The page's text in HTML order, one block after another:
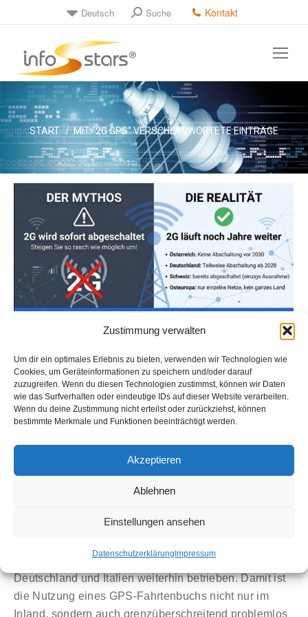
Zustimmung verwalten
Um dir ein optimales Erlebnis zu bieten, verwenden wir Technologien wie
Cookies, um Geräteinformationen zu speichern und/oder darauf
zuzugreifen. Wenn du diesen Technologien zustimmst, können wir Daten
wie das Surfverhalten oder eindeutige IDs auf dieser Website verarbeiten.
Wenn du deine Zustimmung nicht erteilst oder zurückziehst, können
bestimmte Merkmale und Funktionen beeinträchtigt werden.
Akzeptieren
Ablehnen
Einstellungen ansehen
DatenschutzerklärungImpressum
Deutsch Search:Suche Kontakt
Sie befinden sich hier:
START MIT "2G GPS" VERSCHLAGWORTETE EINTRÄGE
GPS-Fahrtenbuch 2026 mit 2G
– funktioniert das in Österreich
weiterhin?
2G GPS Geraet,GPS Finanzamt Fahrtenbuch Vonrtarbuk2022
Kurzfassung: Ja. Ein GPS-Fahrtenbuch auf 2G-Basis
weiterhin rechtssicher und zuverlässig genutzt werden.
wird auch in wichtigen Nachbarländern wie
Deutschland und Italien weiterhin betrieben. Damit ist
die Nutzung eines GPS-Fahrtenbuchs nicht nur im
Inland, sondern auch grenzüberschreitend problemlos